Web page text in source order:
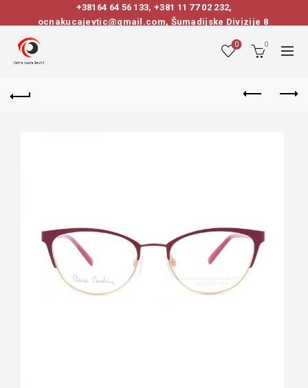
+38164 64 56 133, +381 11 77 02 232,
ocnakucajevtic@gmail.com, Šumadijske Divizije 8
0 0